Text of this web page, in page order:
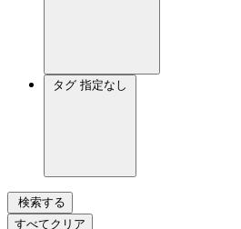
タグ 指定なし
検索する
すべてクリア